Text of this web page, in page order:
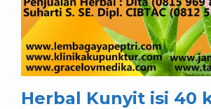
Herbal Kunyit isi 40